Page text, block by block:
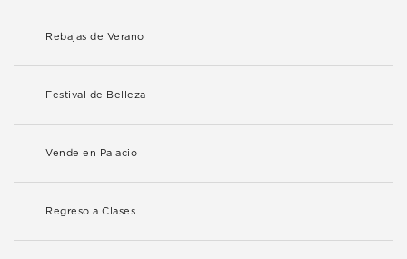
Rebajas de Verano
Festival de Belleza
Vende en Palacio
Regreso a Clases